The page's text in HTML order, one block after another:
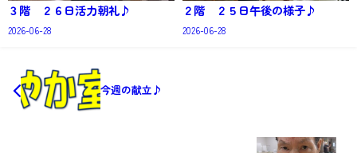
３階 ２６日活力朝礼♪
2026-06-28
２階 ２５日午後の様子♪
2026-06-28
今週の献立♪